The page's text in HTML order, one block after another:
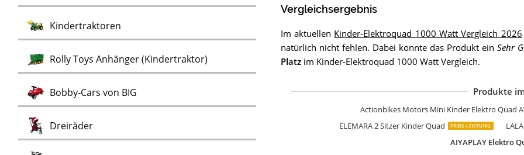
Kindertraktoren
Rolly Toys Anhänger (Kindertraktor)
Bobby-Cars von BIG
DreiräderTest
Vergleichsergebnis
Im aktuellen Kinder-Elektroquad 1000 Watt Vergleich 2026
natürlich nicht fehlen. Dabei konnte das Produkt einSehr
Platzim Kinder-Elektroquad 1000 Watt Vergleich.
Produkte
Actionbikes Motors Mini Kinder Elektro Quad
ELEMARA 2 Sitzer Kinder Quad PREIS-LEISTUNG
AIYAPLAY Elektro